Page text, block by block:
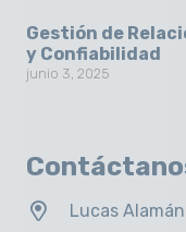
Gestión de
y Confiabilidad
junio 3, 2025
Lucas